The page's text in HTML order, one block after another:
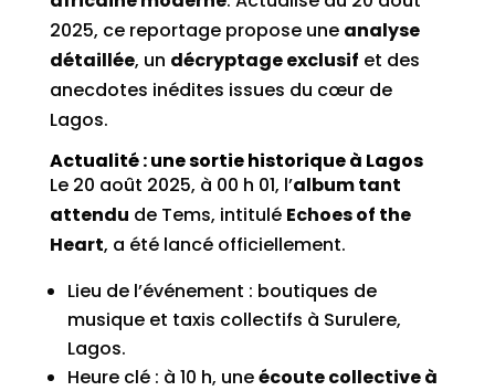
2025, ce reportage propose une analyse
détaillée, un décryptage exclusif et des
anecdotes inédites issues du cœur de
Lagos.
Actualité : une sortie historique à Lagos
Le 20 août 2025, à 00 h 01, l’album tant
attendu de Tems, intitulé Echoes of the
Heart, a été lancé officiellement.
Lieu de l’événement : boutiques de
musique et taxis collectifs à Surulere,
Lagos.
Heure clé : à 10 h, uneécoute collective à